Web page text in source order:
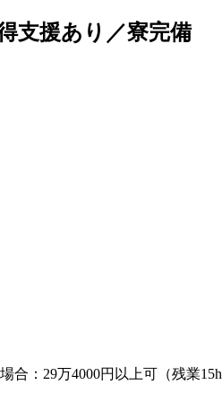
支援あり／寮完備
合：29万4000円以上可（残業15h